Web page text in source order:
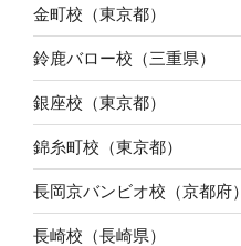
金町校（東京都）
鈴鹿バロー校（三重県）
銀座校（東京都）
錦糸町校（東京都）
長岡京バンビオ校（京都府）
長崎校（長崎県）